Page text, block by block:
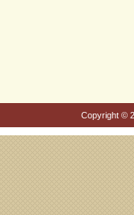
Copyright ©